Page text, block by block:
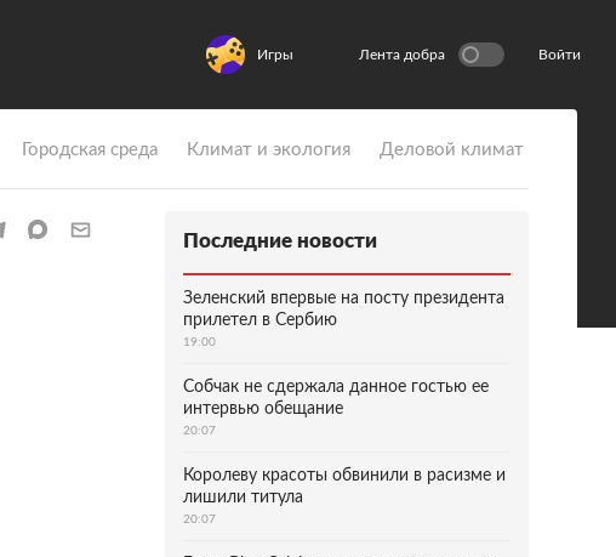
Игры Лента добра Войти
Городская среда Климат и экология Деловой климат
Последние новости
Зеленский впервые на посту президента
прилетел в Сербию
19:00
Собчак не сдержала данное гостью ее
интервью обещание
20:07
Королеву красоты обвинили в расизме и
лишили титула
20:07